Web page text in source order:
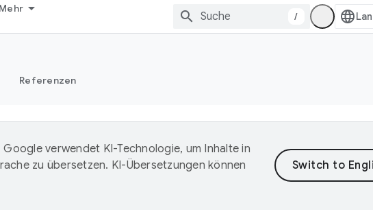
Mehr
/
Referenzen
Google verwendet KI-Technologie, um Inhalte in
zu übersetzen. KI-Übersetzungen können